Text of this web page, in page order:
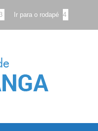
3 Ir para o rodapé 4